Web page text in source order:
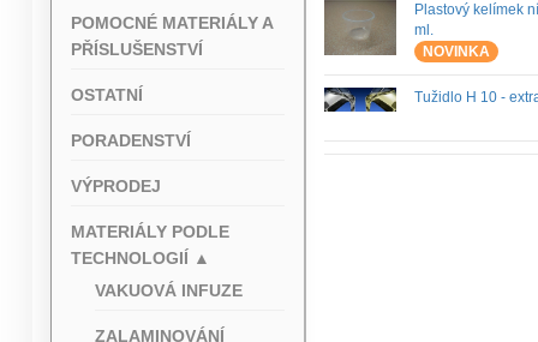
POMOCNÉ MATERIÁLY A
PŘÍSLUŠENSTVÍ
OSTATNÍ
PORADENSTVÍ
VÝPRODEJ
MATERIÁLY PODLE
TECHNOLOGIÍ ▲
VAKUOVÁ INFUZE
ZALAMINOVÁNÍ
Plastový kelímek
ml.
NOVINKA
Tužidlo H 10 -